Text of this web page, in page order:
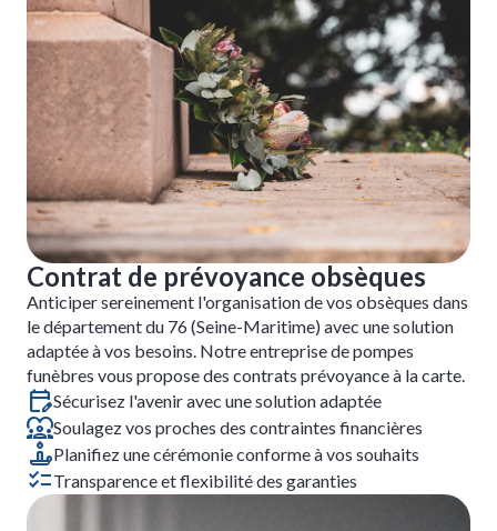
Contrat de prévoyance obsèques
Anticiper sereinement l'organisation de vos obsèques dans
le département du 76 (Seine-Maritime) avec une solution
adaptée à vos besoins. Notre entreprise de pompes
funèbres vous propose des contrats prévoyance à la carte.
Sécurisez l'avenir avec une solution adaptée
Soulagez vos proches des contraintes financières
Planifiez une cérémonie conforme à vos souhaits
Transparence et flexibilité des garanties